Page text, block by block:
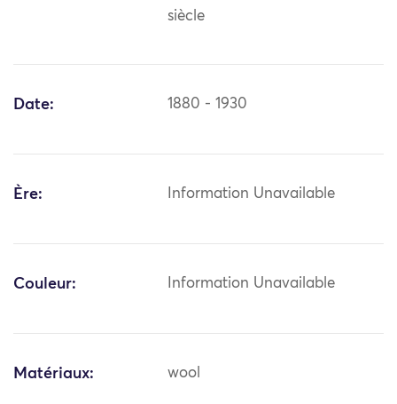
siècle
Date: 1880 - 1930
Ère: Information Unavailable
Couleur: Information Unavailable
Matériaux: wool